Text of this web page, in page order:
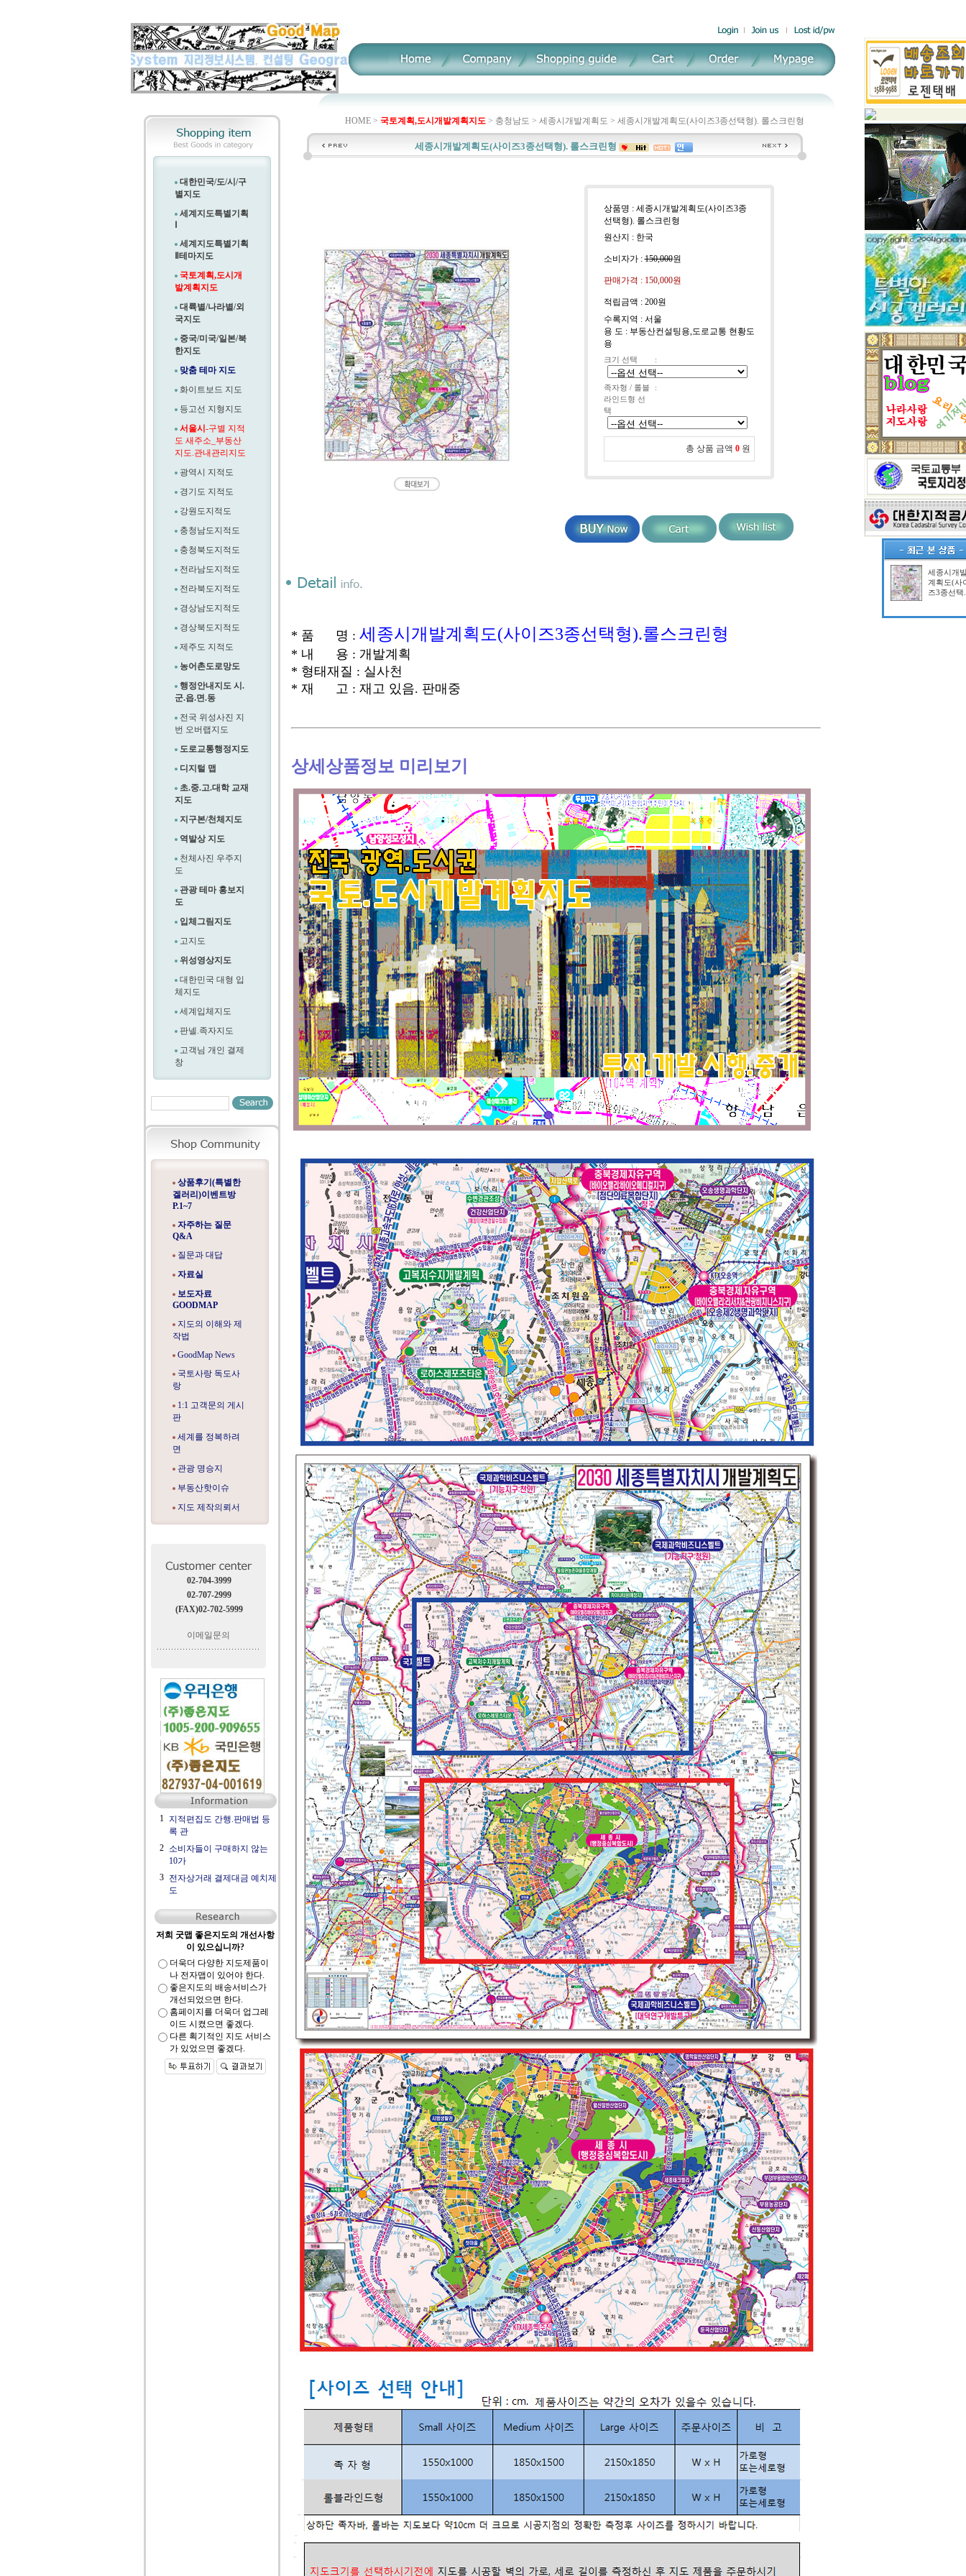
대한민국/도/시/구
별지도
세계지도특별기획
세계지도특별기획
테마지도
국토계획,도시개
발계획지도
대륙별/나라별/외
국지도
중국/미국/일본/북
한지도
맞춤 테마 지도
화이트보드 지도
등고선 지형지도
서울시 -구별 지적
도 새주소_부동산
지도.관내관리지도
광역시 지적도
경기도 지적도
강원도지적도
충청남도지적도
충청북도지적도
전라남도지적도
전라북도지적도
경상남도지적도
경상북도지적도
제주도 지적도
농어촌도로망도
행정안내지도 시.
군.읍.면.동
전국 위성사진 지
번 오버랩지도
도로교통행정지도
디지털 맵
초.중.고.대학 교재
지도
지구본/천체지도
역발상 지도
천체사진 우주지
도
관광 테마 홍보지
도
입체그림지도
고지도
위성영상지도
대한민국 대형 입
체지도
세계입체지도
판넬.족자지도
고객님 개인 결제
창
상품후기(특별한
겔러리)이벤트방
P.1~7
자주하는 질문
Q&A
질문과 대답
자료실
보도자료
GOODMAP
지도의 이해와 제
작법
GoodMap News
국토사랑 독도사
랑
1:1 고객문의 게시
판
세계를 정복하려
면
관광 명승지
부동산핫이슈
지도 제작의뢰서
02-704-3999
02-707-2999
(FAX)02-702-5999
이메일문의
1
지적편집도 간행.판매법 등
록 관
2
소비자들이 구매하지 않는
10가
3
전자상거래 결제대금 예치제
도
저희 굿맵 좋은지도의 개선사항
이 있으십니까?
더욱더 다양한 지도제품이
나 전자맵이 있어야 한다.
좋은지도의 배송서비스가
개선되었으면 한다.
홈페이지를 더욱더 업그레
이드 시켰으면 좋겠다.
다른 획기적인 지도 서비스
가 있었으면 좋겠다.
HOME > 국토계획,도시개발계획지도 > 충청남도 > 세종시개발계획도 > 세종시개발계획도(사이즈3종선택형). 롤스크린형
세종시개발계획도(사이즈3종선택형). 롤스크린형
상품명 : 세종시개발계획도(사이즈3종
선택형). 롤스크린형
원산지 : 한국
소비자가 :150,000원
판매가격 : 150,000원
적립금액 : 200원
수록지역 : 서울
용 도 : 부동산컨설팅용,도로교통 현황도
용
크기 선택 :
족자형 / 롤블
라인드형 선
택
:
총 상품 금액 0 원
* 품 명 : 세종시개발계획도(사이즈3종선택형).롤스크린형
* 내 용 : 개발계획
* 형태재질 : 실사천
* 재 고 : 재고 있음. 판매중
상세상품정보 미리보기
세종시개
계획도(사
즈3종선택